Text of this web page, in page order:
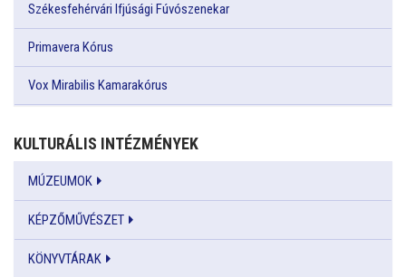
Székesfehérvári Ifjúsági Fúvószenekar
Primavera Kórus
Vox Mirabilis Kamarakórus
KULTURÁLIS INTÉZMÉNYEK
MÚZEUMOK
KÉPZŐMŰVÉSZET
KÖNYVTÁRAK